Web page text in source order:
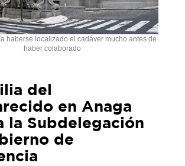
haberse localizado el cadáver mucho antes de
haber colaborado
del
en Anaga
la Subdelegación
de